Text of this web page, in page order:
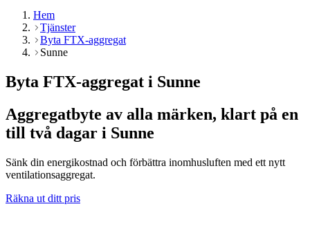
Hem
Tjänster
Byta FTX-aggregat
Sunne
Byta FTX-aggregat i Sunne
Aggregatbyte av alla märken, klart på en
till två dagar i Sunne
Sänk din energikostnad och förbättra inomhusluften med ett nytt
ventilationsaggregat.
Räkna ut ditt pris